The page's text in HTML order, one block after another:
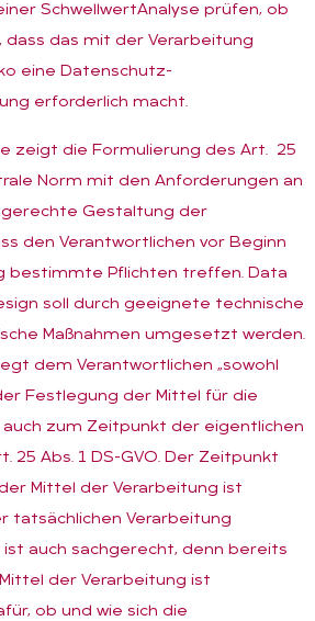
SchwellwertAnalyse prüfen, ob
dass das mit der Verarbeitung
eine Datenschutz-
erforderlich macht.
zeigt die Formulierung des Art. 25
Norm mit den Anforderungen an
Gestaltung der
den Verantwortlichen vor Beginn
bestimmte Pflichten treffen. Data
soll durch geeignete technische
Maßnahmen umgesetzt werden.
dem Verantwortlichen „sowohl
Festlegung der Mittel für die
auch zum Zeitpunkt der eigentlichen
25 Abs. 1 DS-GVO. Der Zeitpunkt
Mittel der Verarbeitung ist
tatsächlichen Verarbeitung
ist auch sachgerecht, denn bereits
der Verarbeitung ist
ob und wie sich die